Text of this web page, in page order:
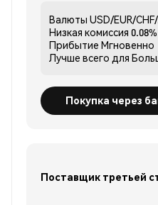
Валюты USD/EUR/
Низкая комиссия 0.08%
Прибытие Мгновенно
Лучше всего для
Покупка через
Поставщик третьей